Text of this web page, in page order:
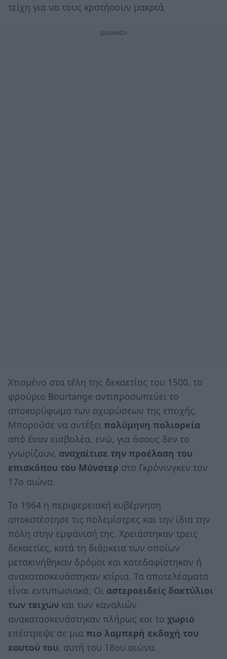
τείχη για να τους κρατήσουν μακριά.
Χτισμένο στα τέλη της δεκαετίας του 1500, το
φρούριο Bourtange αντιπροσωπεύει το
αποκορύφωμα των οχυρώσεων της εποχής.
Μπορούσε να αντέξει πολύμηνη πολιορκία
από έναν εισβολέα, ενώ, για όσους δεν το
γνωρίζουν, αναχαίτισε την προέλαση του
επισκόπου του Μύνστερ στο Γκρόνινγκεν τον
17ο αιώνα.
Το 1964 η περιφερειακή κυβέρνηση
αποκατέστησε τις πολεμίστρες και την ίδια την
πόλη στην εμφάνισή της. Χρειάστηκαν τρεις
δεκαετίες, κατά τη διάρκεια των οποίων
μετακινήθηκαν δρόμοι και κατεδαφίστηκαν ή
ανακατασκευάστηκαν κτίρια. Τα αποτελέσματα
είναι εντυπωσιακά. Οι αστεροειδείς δακτύλιοι
των τειχών και των καναλιών
ανακατασκευάστηκαν πλήρως και το χωριό
επέστρεψε σε μια πιο λαμπερή εκδοχή του
εαυτού του, αυτή του 18ου αιώνα.